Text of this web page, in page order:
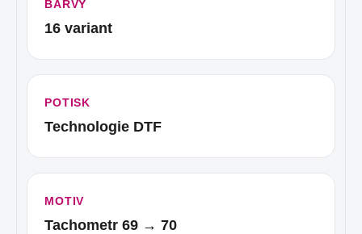
BARVY
16 variant
POTISK
Technologie DTF
MOTIV
Tachometr 69 → 70